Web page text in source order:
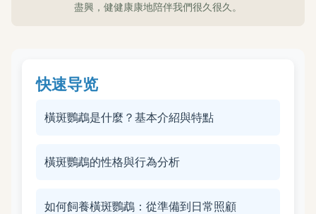
盡興，健健康康地陪伴我們很久很久。
快速导览
橫斑鸚鵡是什麼？基本介紹與特點
橫斑鸚鵡的性格與行為分析
如何飼養橫斑鸚鵡：從準備到日常照顧